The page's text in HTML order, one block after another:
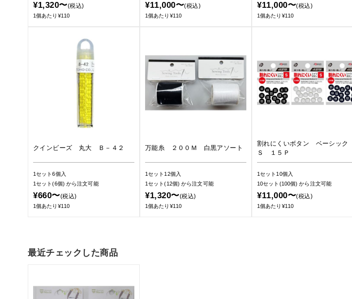
¥1,320〜(税込)
1個あたり¥110
¥11,000〜(税込)
1個あたり¥110
¥11,000〜(税込)
1個あたり¥110
クインビーズ 丸大 Ｂ－４２
1セット6個入
1セット(6個) から注文可能
¥660〜(税込)
1個あたり¥110
万能糸 ２００Ｍ 白黒アソート
1セット12個入
1セット(12個)から注文可能
¥1,320〜(税込)
1個あたり¥110
割れにくいボタン ベーシック
Ｓ １５Ｐ
1セット10個入
10セット(100個)から注文可能
¥11,000〜(税込)
1個あたり¥110
最近チェックした商品